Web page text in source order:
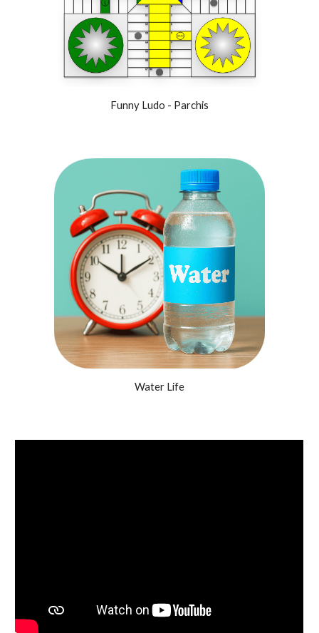
Funny Ludo - Parchis
Water Life